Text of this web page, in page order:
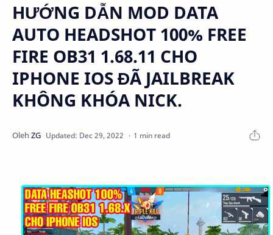
HƯỚNG DẪN MOD DATA
AUTO HEADSHOT 100% FREE
FIRE OB31 1.68.11 CHO
IPHONE IOS ĐÃ JAILBREAK
KHÔNG KHÓA NICK.
1 min read